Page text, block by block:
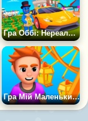
Гра Оббі: Нереальний Магнат
Гра Мій Маленький Парк 3D